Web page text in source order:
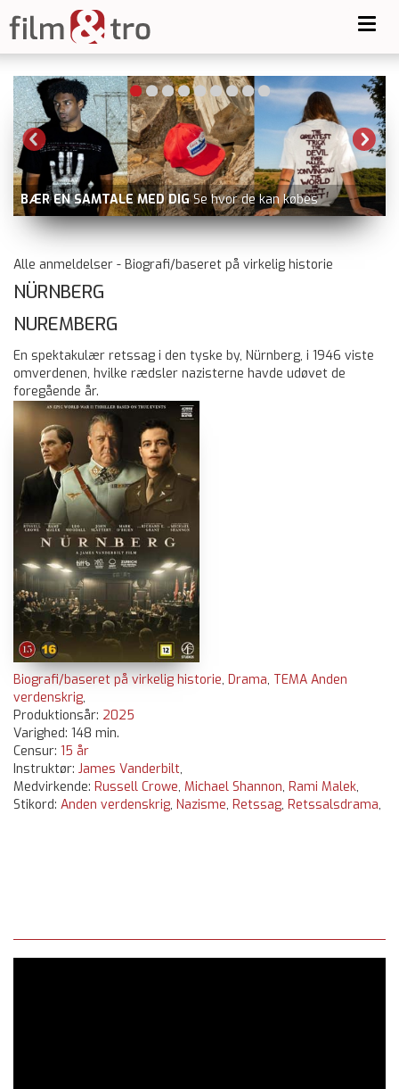
DIG Se hvor de kan købes
BATTLE OF OSLO nu på
og dvd
Alle anmeldelser - Biografi/baseret på virkelig historie
NÜRNBERG
NUREMBERG
En spektakulær retssag i den tyske by, Nürnberg, i 1946 viste
omverdenen, hvilke rædsler nazisterne havde udøvet de
foregående år.
Biografi/baseret på virkelig historie, Drama, TEMA Anden
verdenskrig,
Produktionsår: 2025
Varighed: 148 min.
Censur: 15 år
Instruktør: James Vanderbilt,
Medvirkende: Russell Crowe, Michael Shannon, Rami Malek,
Stikord: Anden verdenskrig, Nazisme, Retssag, Retssalsdrama,